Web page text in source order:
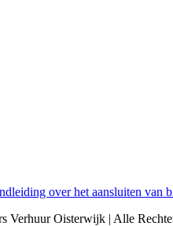
over het aansluiten van
Verhuur Oisterwijk | Alle